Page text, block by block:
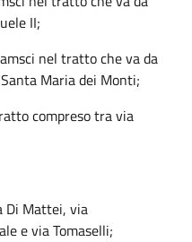
II;
nel tratto che va da
Maria dei Monti;
compreso tra via
Di Mattei, via
e via Tomaselli;